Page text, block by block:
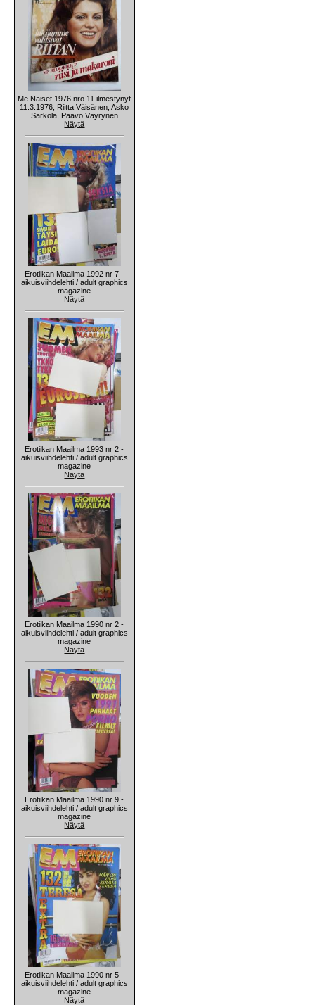
Me Naiset 1976 nro 11 ilmestynyt
11.3.1976, Riitta Väisänen, Asko
Sarkola, Paavo Väyrynen
Näytä
Erotiikan Maailma 1992 nr 7 -
aikuisviihdelehti / adult graphics
magazine
Näytä
Erotiikan Maailma 1993 nr 2 -
aikuisviihdelehti / adult graphics
magazine
Näytä
Erotiikan Maailma 1990 nr 2 -
aikuisviihdelehti / adult graphics
magazine
Näytä
Erotiikan Maailma 1990 nr 9 -
aikuisviihdelehti / adult graphics
magazine
Näytä
Erotiikan Maailma 1990 nr 5 -
aikuisviihdelehti / adult graphics
magazine
Näytä